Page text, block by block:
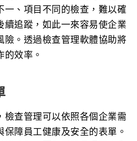
一、項目不同的檢查，難以確
續追蹤，如此一來容易使企業
險。透過檢查管理軟體協助將
的效率。
檢查管理可以依照各個企業需
保障員工健康及安全的表單。